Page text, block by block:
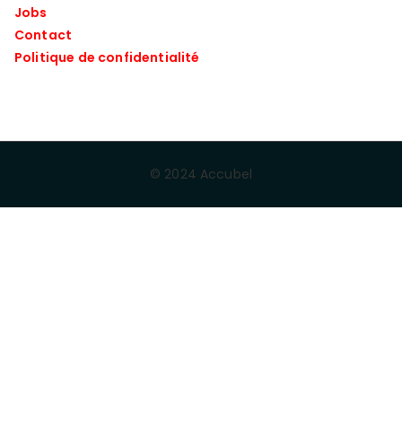
Jobs
Contact
Politique de confidentialité
© 2024 Accubel